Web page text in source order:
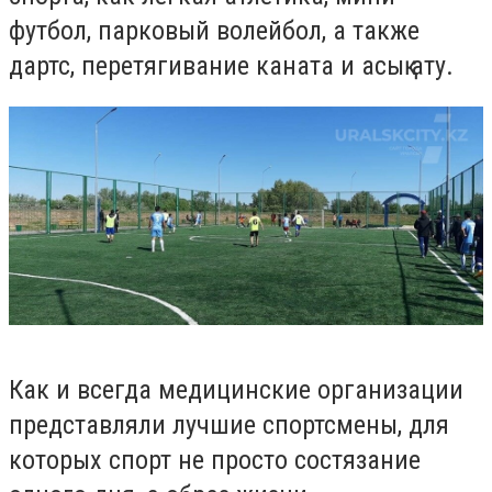
футбол, парковый волейбол, а также
дартс, перетягивание каната и асық ату.
Как и всегда медицинские организации
представляли лучшие спортсмены, для
которых спорт не просто состязание